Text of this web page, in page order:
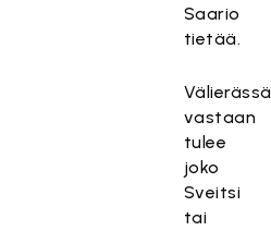
Saario
tietää.
Välierässä
vastaan
tulee
joko
Sveitsi
tai